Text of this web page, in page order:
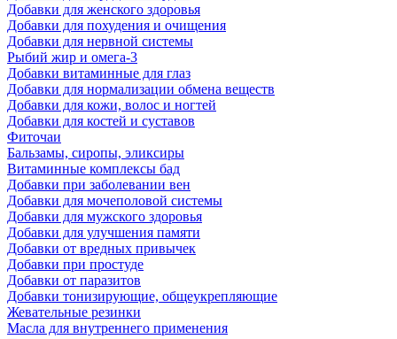
Добавки для женского здоровья
Добавки для похудения и очищения
Добавки для нервной системы
Рыбий жир и омега-3
Добавки витаминные для глаз
Добавки для нормализации обмена веществ
Добавки для кожи, волос и ногтей
Добавки для костей и суставов
Фиточаи
Бальзамы, сиропы, эликсиры
Витаминные комплексы бад
Добавки при заболевании вен
Добавки для мочеполовой системы
Добавки для мужского здоровья
Добавки для улучшения памяти
Добавки от вредных привычек
Добавки при простуде
Добавки от паразитов
Добавки тонизирующие, общеукрепляющие
Жевательные резинки
Масла для внутреннего применения